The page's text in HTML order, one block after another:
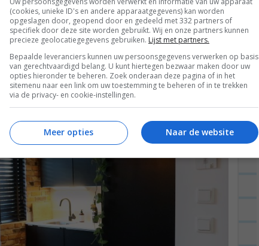
in. We zijn hier ZO blij en zeggen nog bijna
vinden en hoe goed het gelukt is. 😀
(cookies, unieke ID's en andere apparaatgegevens) kan worden
opgeslagen door, geopend door en gedeeld met 332 partners of
specifiek door deze site worden gebruikt. Wij en onze partners kunnen
precieze geolocatiegegevens gebruiken. Lijst met partners.
Bepaalde leveranciers kunnen uw persoonsgegevens verwerken op basis
van gerechtvaardigd belang. U kunt hiertegen bezwaar maken door uw
opties hieronder te beheren. Zoek onderaan deze pagina of in het
sitemenu naar een link om uw toestemming te beheren of in te trekken
via de privacy- en cookie-instellingen.
Naar de website
Meer opties